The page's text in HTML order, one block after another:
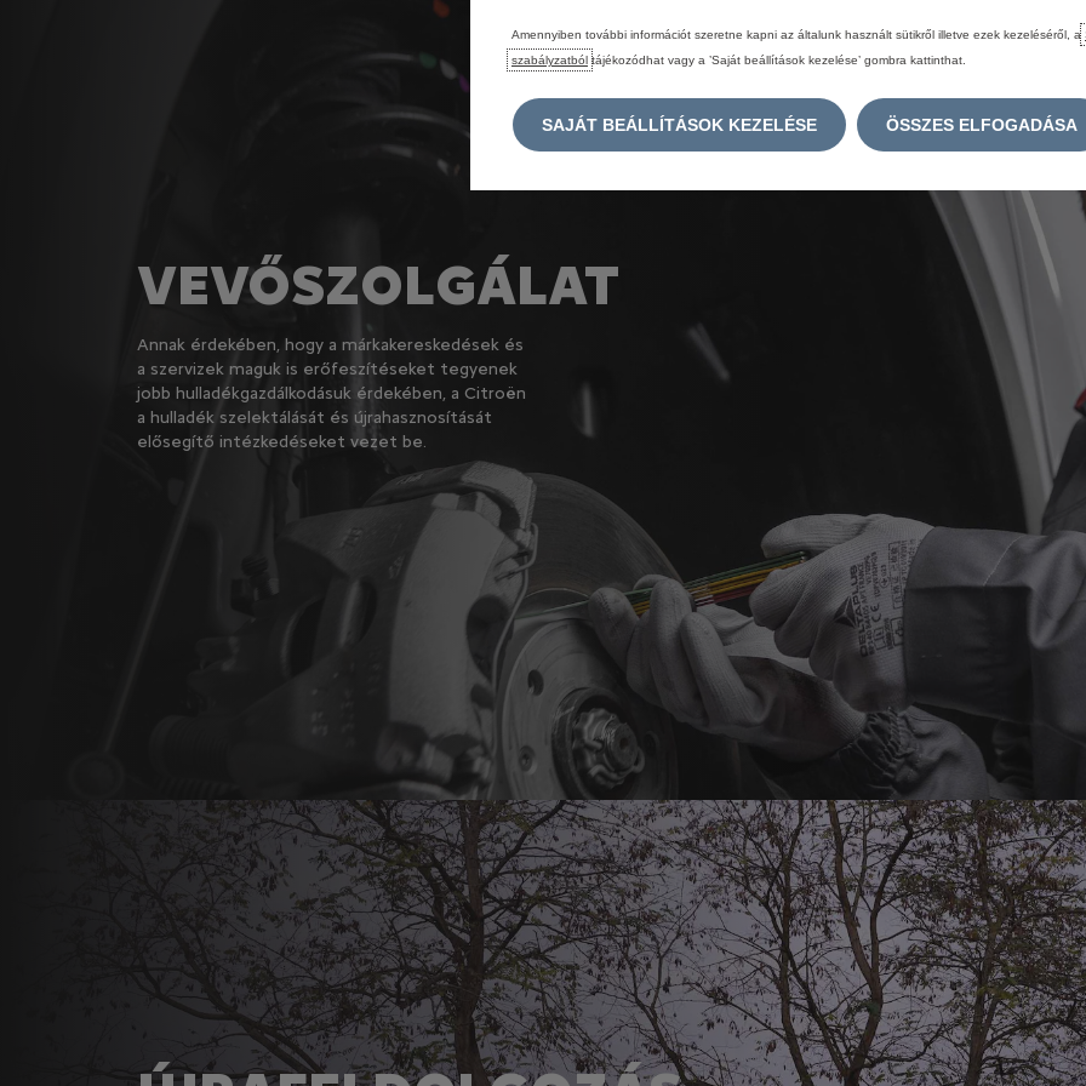
VEVŐSZOLGÁLAT
Annak érdekében, hogy a márkakereskedések és
a szervizek maguk is erőfeszítéseket tegyenek
jobb hulladékgazdálkodásuk érdekében, a Citroën
a hulladék szelektálását és újrahasznosítását
elősegítő intézkedéseket vezet be.
Amennyiben további információt szeretne kapni az általunk használt sütikről illetve ezek kezeléséről, a
szabályzatból tájékozódhat vagy a ’Saját beállítások kezelése’ gombra kattinthat.
SAJÁT BEÁLLÍTÁSOK KEZELÉSE ÖSSZES ELFOGADÁSA